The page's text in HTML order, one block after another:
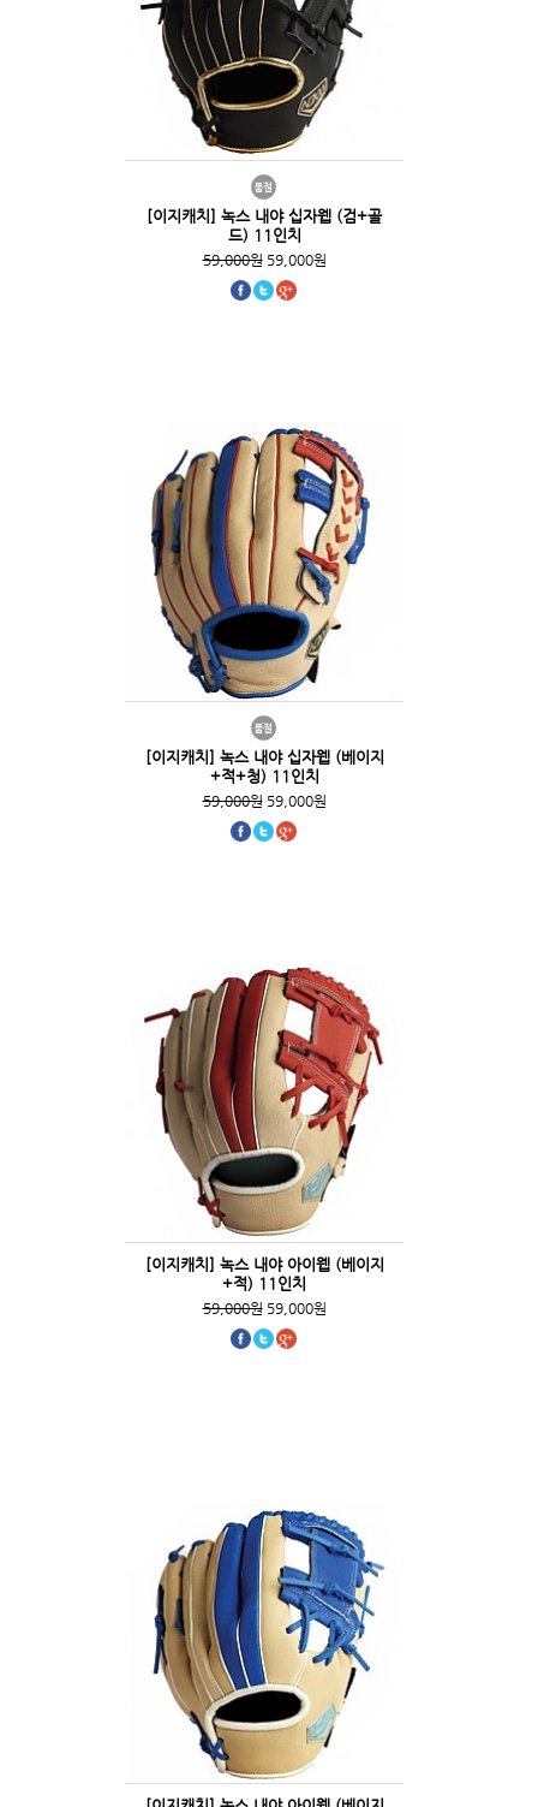
[이지캐치] 녹스 내야 십자웹 (검+골
드) 11인치
59,000원59,000원
[이지캐치] 녹스 내야 십자웹 (베이지
+적+청) 11인치
59,000원59,000원
[이지캐치] 녹스 내야 아이웹 (베이지
+적) 11인치
59,000원59,000원